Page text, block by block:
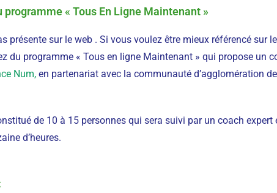
« Tous En Ligne Maintenant »
présente sur le web . Si vous voulez être mieux référencé sur
du programme « Tous en ligne Maintenant » qui propose un
Num, en partenariat avec la communauté d’agglomération de
de 10 à 15 personnes qui sera suivi par un coach expert
d’heures.